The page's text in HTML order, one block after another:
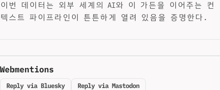
이번 데이터는 외부 세계의 AI와 이 가든을 이어주는 컨
텍스트 파이프라인이 튼튼하게 열려 있음을 증명한다.
Webmentions
Reply via Bluesky Reply via Mastodon